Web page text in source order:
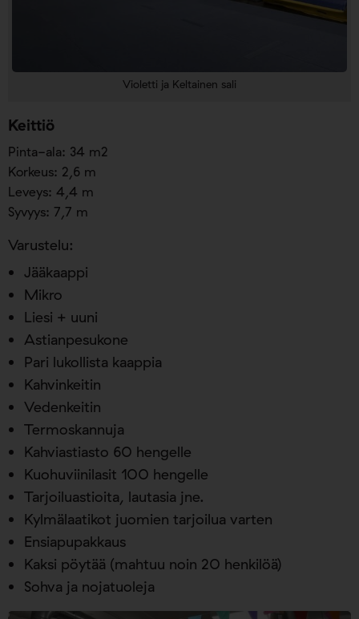
Violetti ja Keltainen sali
Keittiö
Pinta-ala: 34 m2
Korkeus: 2,6 m
Leveys: 4,4 m
Syvyys: 7,7 m
Varustelu:
Jääkaappi
Mikro
Liesi + uuni
Astianpesukone
Pari lukollista kaappia
Kahvinkeitin
Vedenkeitin
Termoskannuja
Kahviastiasto 60 hengelle
Kuohuviinilasit 100 hengelle
Tarjoiluastioita, lautasia jne.
Kylmälaatikot juomien tarjoilua varten
Ensiapupakkaus
Kaksi pöytää (mahtuu noin 20 henkilöä)
Sohva ja nojatuoleja